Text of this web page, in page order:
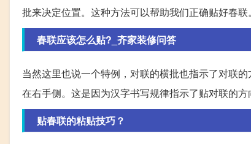
批来决定位置。这种方法可以帮助我们正确贴好春联。
春联应该怎么贴?_齐家装修问答
当然这里也说一个特例，对联的横批也指示了对联
在右手侧。这是因为汉字书写规律指示了贴对联的
贴春联的粘贴技巧？